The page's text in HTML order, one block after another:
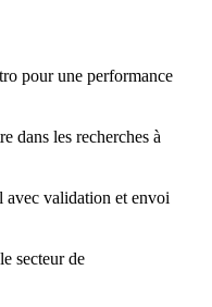
pour une performance
dans les recherches à
avec validation et envoi
secteur de